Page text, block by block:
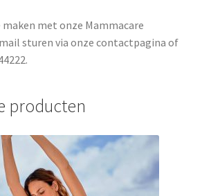
met onze Mammacare
sturen via onze contactpagina of
producten